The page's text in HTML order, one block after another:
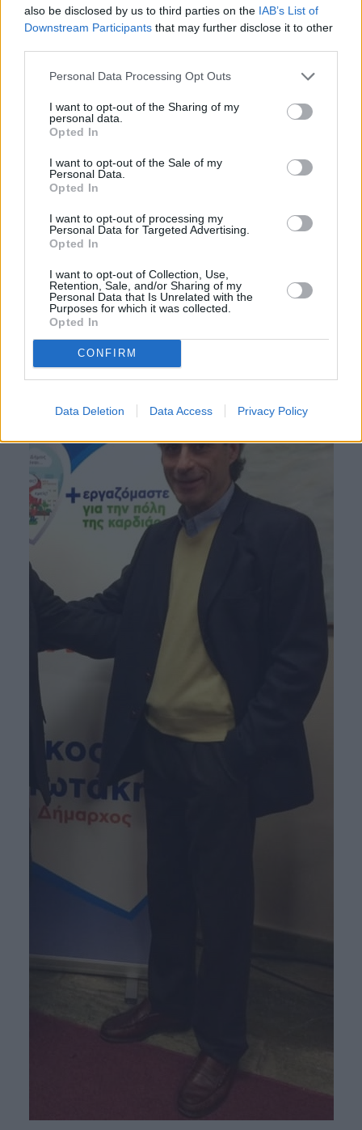
also be disclosed by us to third parties on the IAB’s List of
Downstream Participants that may further disclose it to other
Personal Data Processing Opt Outs
I want to opt-out of the Sharing of my
personal data.
Opted In
I want to opt-out of the Sale of my
Personal Data.
Opted In
I want to opt-out of processing my
Personal Data for Targeted Advertising.
Opted In
I want to opt-out of Collection, Use,
Retention, Sale, and/or Sharing of my
Personal Data that Is Unrelated with the
Purposes for which it was collected.
Opted In
CONFIRM
Data Deletion Data Access Privacy Policy